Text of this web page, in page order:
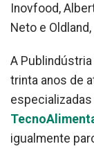
Inovfood,
Neto e
A
trinta anos de
igualmente